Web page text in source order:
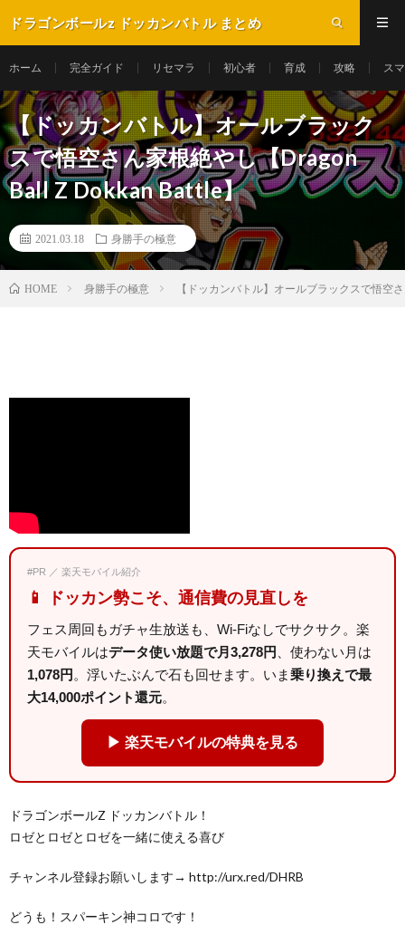
ドラゴンボールz ドッカンバトル まとめ
ホーム 完全ガイド リセマラ 初心者 育成 攻略 ス
【ドッカンバトル】オールブラック
スで悟空さん家根絶やし【Dragon
Ball Z Dokkan Battle】
2021.03.18 身勝手の極意
HOME 身勝手の極意 【ドッカンバトル】オールブラックスで悟空
#PR ／ 楽天モバイル紹介
📱 ドッカン勢こそ、通信費の見直しを
フェス周回もガチャ生放送も、Wi-Fiなしでサクサク。楽
天モバイルはデータ使い放題で月3,278円
、使わない月は
1,078円 。浮いたぶんで石も回せます。いま乗り換えで最
大14,000ポイント還元。
▶ 楽天モバイルの特典を見る
ドラゴンボールZ ドッカンバトル！
ロゼとロゼとロゼを一緒に使える喜び
チャンネル登録お願いします→ http://urx.red/DHRB
どうも！スパーキン神コロです！